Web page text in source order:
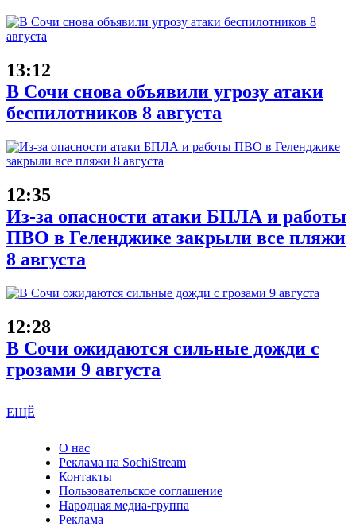
13:12
В Сочи снова объявили угрозу атаки
беспилотников 8 августа
12:35
Из-за опасности атаки БПЛА и работы
ПВО в Геленджике закрыли все пляжи
8 августа
12:28
В Сочи ожидаются сильные дожди с
грозами 9 августа
ЕЩЁ
О нас
Реклама на SochiStream
Контакты
Пользовательское соглашение
Народная медиа-группа
Реклама